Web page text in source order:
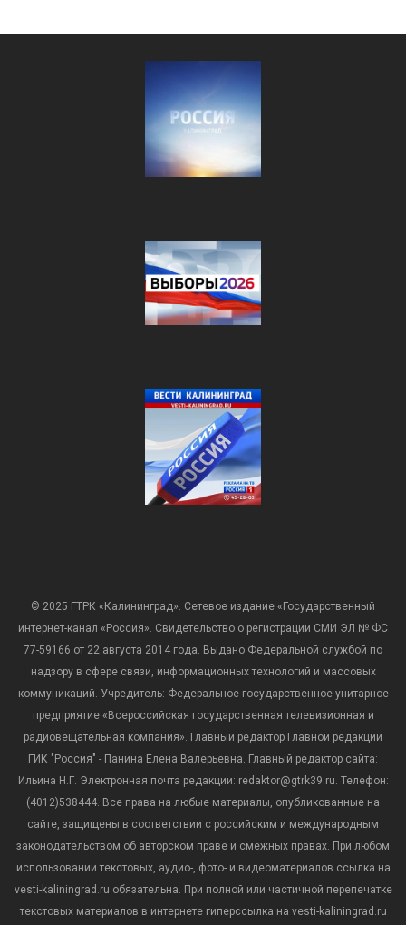
© 2025 ГТРК «Калининград». Сетевое издание «Государственный
интернет-канал «Россия». Свидетельство о регистрации СМИ ЭЛ № ФС
77-59166 от 22 августа 2014 года. Выдано Федеральной службой по
надзору в сфере связи, информационных технологий и массовых
коммуникаций. Учредитель: Федеральное государственное унитарное
предприятие «Всероссийская государственная телевизионная и
радиовещательная компания». Главный редактор Главной редакции
ГИК "Россия" - Панина Елена Валерьевна. Главный редактор сайта:
Ильина Н.Г. Электронная почта редакции: redaktor@gtrk39.ru. Телефон:
(4012)538444. Все права на любые материалы, опубликованные на
сайте, защищены в соответствии с российским и международным
законодательством об авторском праве и смежных правах. При любом
использовании текстовых, аудио-, фото- и видеоматериалов ссылка на
vesti-kaliningrad.ru обязательна. При полной или частичной перепечатке
текстовых материалов в интернете гиперссылка на vesti-kaliningrad.ru